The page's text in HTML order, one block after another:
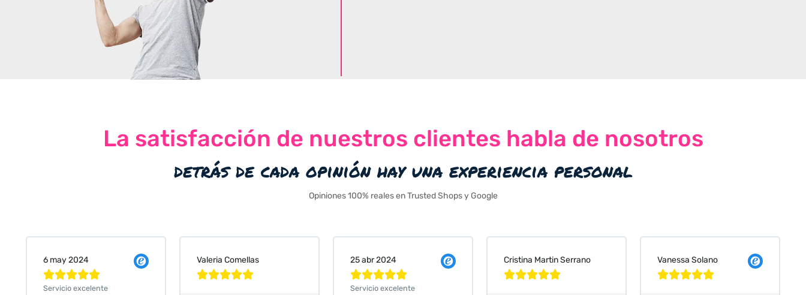
La satisfacción de nuestros clientes habla de nosotros
detrás de cada opinión hay una experiencia personal
Opiniones 100% reales en Trusted Shops y Google
Valeria Comellas

25 abr 2024

Cristina Martin Serrano

Vanessa Solano

Judit Bonet Pardell
